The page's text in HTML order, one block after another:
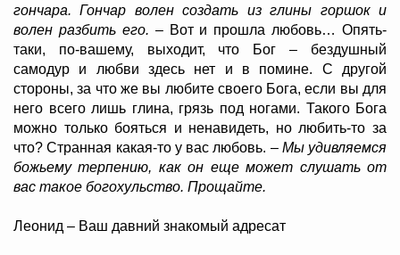
гончара. Гончар волен создать из глины горшок и
волен разбить его. –Вот и прошла любовь… Опять-
таки, по-вашему, выходит, что Бог – бездушный
самодур и любви здесь нет и в помине. С другой
стороны, за что же вы любите своего Бога, если вы для
него всего лишь глина, грязь под ногами. Такого Бога
можно только бояться и ненавидеть, но любить-то за
что? Странная какая-то у вас любовь. – Мы удивляемся
божьему терпению, как он еще может слушать от
вас такое богохульство. Прощайте.
Леонид – Ваш давний знакомый адресат